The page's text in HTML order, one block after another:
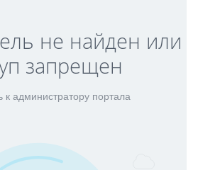
не найден или
запрещен
к администратору портала